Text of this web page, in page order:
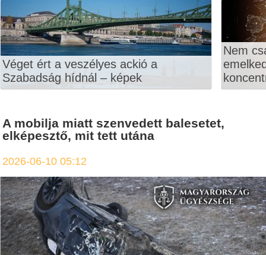
Véget ért a veszélyes ackió a
Szabadság hídnál – képek
Nem
A mobilja miatt szenvedett balesetet,
elképesztő, mit tett utána
2026-06-10 05:12